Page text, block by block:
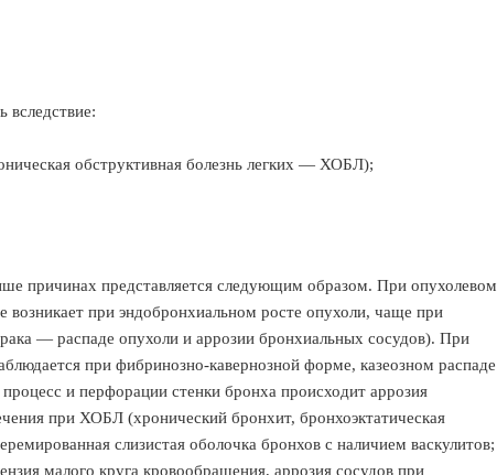
обструктивная болезнь легких — ХОБЛ);
причинах представляется следующим образом. При опухолевом
возникает при эндобронхиальном росте опухоли, чаще при
— распаде опухоли и аррозии бронхиальных сосудов). При
при фибринозно-кавернозной форме, казеозном распаде
и перфорации стенки бронха происходит аррозия
при ХОБЛ (хронический бронхит, бронхоэктатическая
слизистая оболочка бронхов с наличием васкулитов;
малого круга кровообращения, аррозия сосудов при